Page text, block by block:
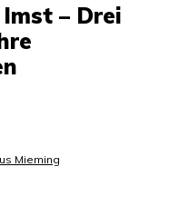
– Drei
Mieming